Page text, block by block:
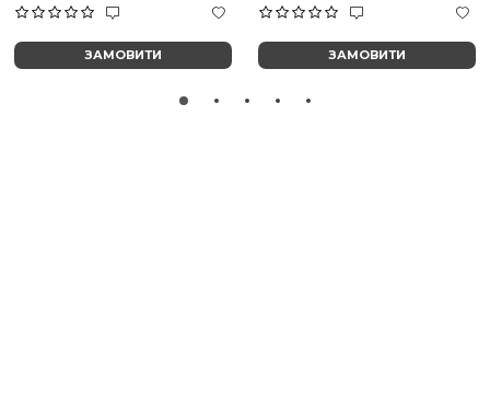
ЗАМОВИТИ ЗАМОВИТИ